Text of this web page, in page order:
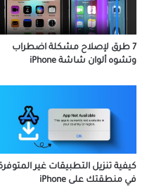
7 طرق لإصلاح مشكلة اضطراب
وتشوه ألوان شاشة iPhone
كيفية تنزيل التطبيقات غير
في منطقتك على iPhone